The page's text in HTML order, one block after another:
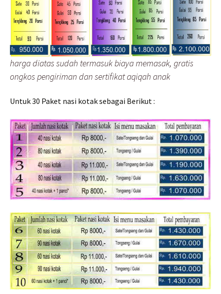
harga diatas sudah termasuk biaya memasak, gratis
ongkos pengiriman dan sertifikat aqiqah anak
Untuk 30 Paket nasi kotak sebagai Berikut :